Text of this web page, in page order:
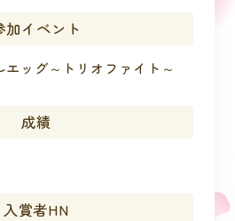
加イベント
ッグ～トリオファイト～
成績
入賞者HN